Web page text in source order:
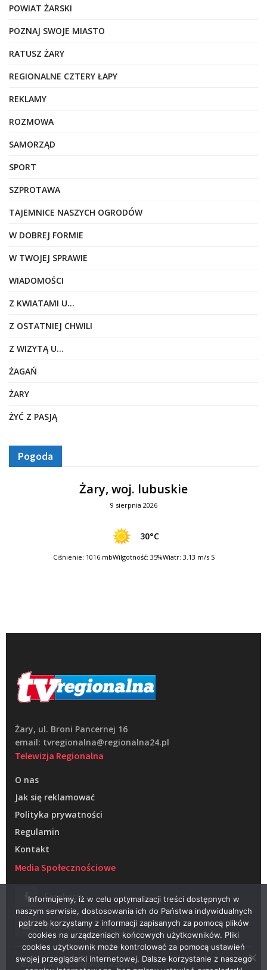
POWIAT ŻARSKI
POZNAJ SWOJE MIASTO
RATUSZ ŻARY
REGIONALNE CZTERY ŁAPY
REKLAMY
ROZMOWA
SAMORZĄD
SPORT
SZPROTAWA
TAJEMNICE NASZYCH OGRODÓW
W DOBREJ FORMIE
W TWOJEJ SPRAWIE
WIADOMOŚCI
Z KWIATAMI U…
Z OSTATNIEJ CHWILI
Z WIZYTĄ U…
ŻAGAŃ
ŻARY
ŻYĆ Z PASJĄ
Pogoda
Żary, woj. lubuskie
9 sierpnia 2026
30°C
Ciśnienie: 1016 mbWilgotność: 35%Wiatr: 3.13 m/s S
Żary, ul. Broni Pancernej 16
email: tvregionalna@regionalna24.pl
Telewizja Regionalna
O nas
Jak się reklamować
Polityka prywatności
Regulamin
Kontakt
Media Społecznościowe
Facebook
Youtube
© 2022 – Telewizja Regionalna w Żarach
Informujemy, iż w celu optymalizacji treści dostępnych w
naszym serwisie, dostosowania ich do Państwa indywidualnych
potrzeb korzystamy z informacji zapisanych za pomocą plików
cookies na urządzeniach końcowych użytkowników. Pliki
cookies użytkownik może kontrolować za pomocą ustawień
swojej przeglądarki internetowej. Dalsze korzystanie z naszego